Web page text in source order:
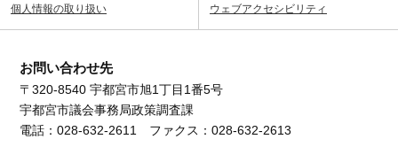
個人情報の取り扱い ウェブアクセシビリティ
お問い合わせ先
〒320-8540 宇都宮市旭1丁目1番5号
宇都宮市議会事務局政策調査課
電話：028-632-2611 ファクス：028-632-2613